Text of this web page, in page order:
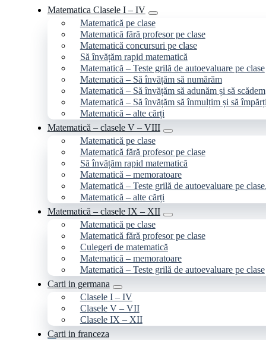
Matematica Clasele I – IV
Matematică pe clase
Matematică fără profesor pe clase
Matematică concursuri pe clase
Să învățăm rapid matematică
Matematică – Teste grilă de autoevaluare pe clase
Matematică – Să învățăm să numărăm
Matematică – Să învățăm să adunăm și să scădem
Matematică – Să învățăm să înmulțim și să
Matematică – alte cărți
Matematică – clasele V – VIII
Matematică pe clase
Matematică fără profesor pe clase
Să învățăm rapid matematică
Matematică – memoratoare
Matematică – Teste grilă de autoevaluare pe
Matematică – alte cărți
Matematică – clasele IX – XII
Matematică pe clase
Matematică fără profesor pe clase
Culegeri de matematică
Matematică – memoratoare
Matematică – Teste grilă de autoevaluare pe clase
Carti in germana
Clasele I – IV
Clasele V – VII
Clasele IX – XII
Carti in franceza